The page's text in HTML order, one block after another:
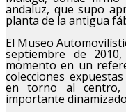
andaluz, que supo
planta de la antigua
El Museo
septiembre de
momento en un
colecciones
en torno al centro,
importante